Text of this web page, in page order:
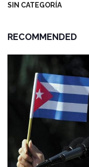
SIN CATEGORÍA
RECOMMENDED